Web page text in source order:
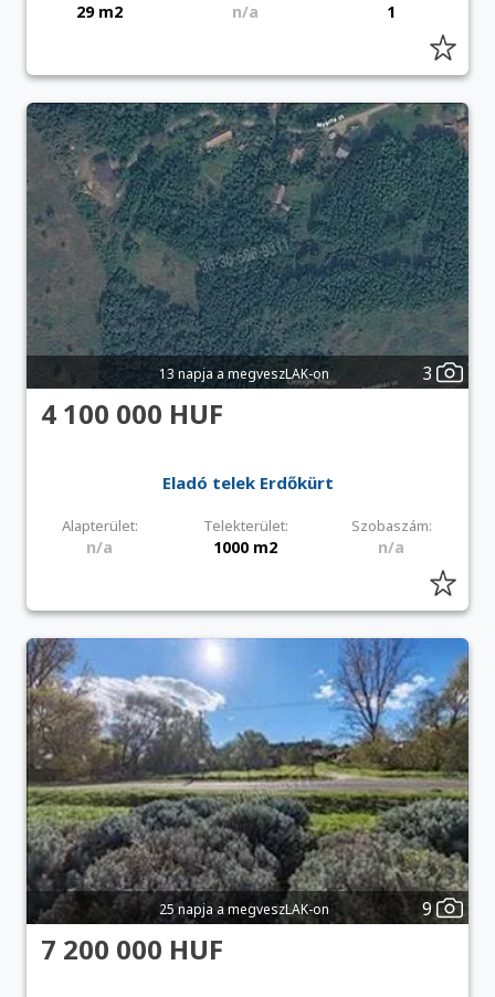
29 m2 n/a 1
13 napja a megveszLAK-on 3
4 100 000 HUF
Eladó telek Erdőkürt
Alapterület: Telekterület: Szobaszám:
n/a 1000 m2 n/a
25 napja a megveszLAK-on 9
7 200 000 HUF